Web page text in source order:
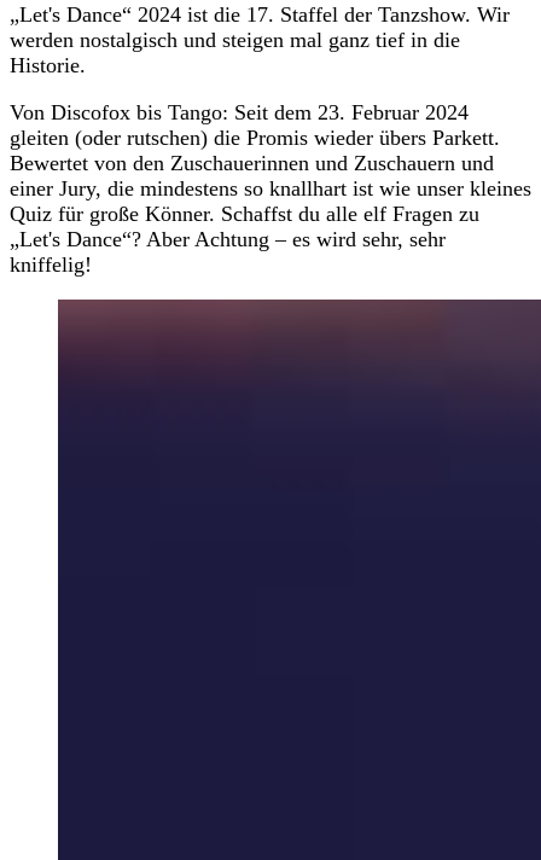
„Let's Dance“ 2024 ist die 17. Staffel der Tanzshow. Wir
werden nostalgisch und steigen mal ganz tief in die
Historie.
Von Discofox bis Tango: Seit dem 23. Februar 2024
gleiten (oder rutschen) die Promis wieder übers Parkett.
Bewertet von den Zuschauerinnen und Zuschauern und
einer Jury, die mindestens so knallhart ist wie unser kleines
Quiz für große Könner. Schaffst du alle elf Fragen zu
„Let's Dance“? Aber Achtung – es wird sehr, sehr
kniffelig!